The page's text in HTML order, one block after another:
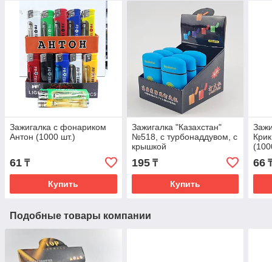
Зажигалка с фонариком
Антон (1000 шт.)
61 ₸
Купить
Зажигалка "Казахстан"
№518, с турбонаддувом, с
крышкой
195₸
Купить
66
Подобные товары компании